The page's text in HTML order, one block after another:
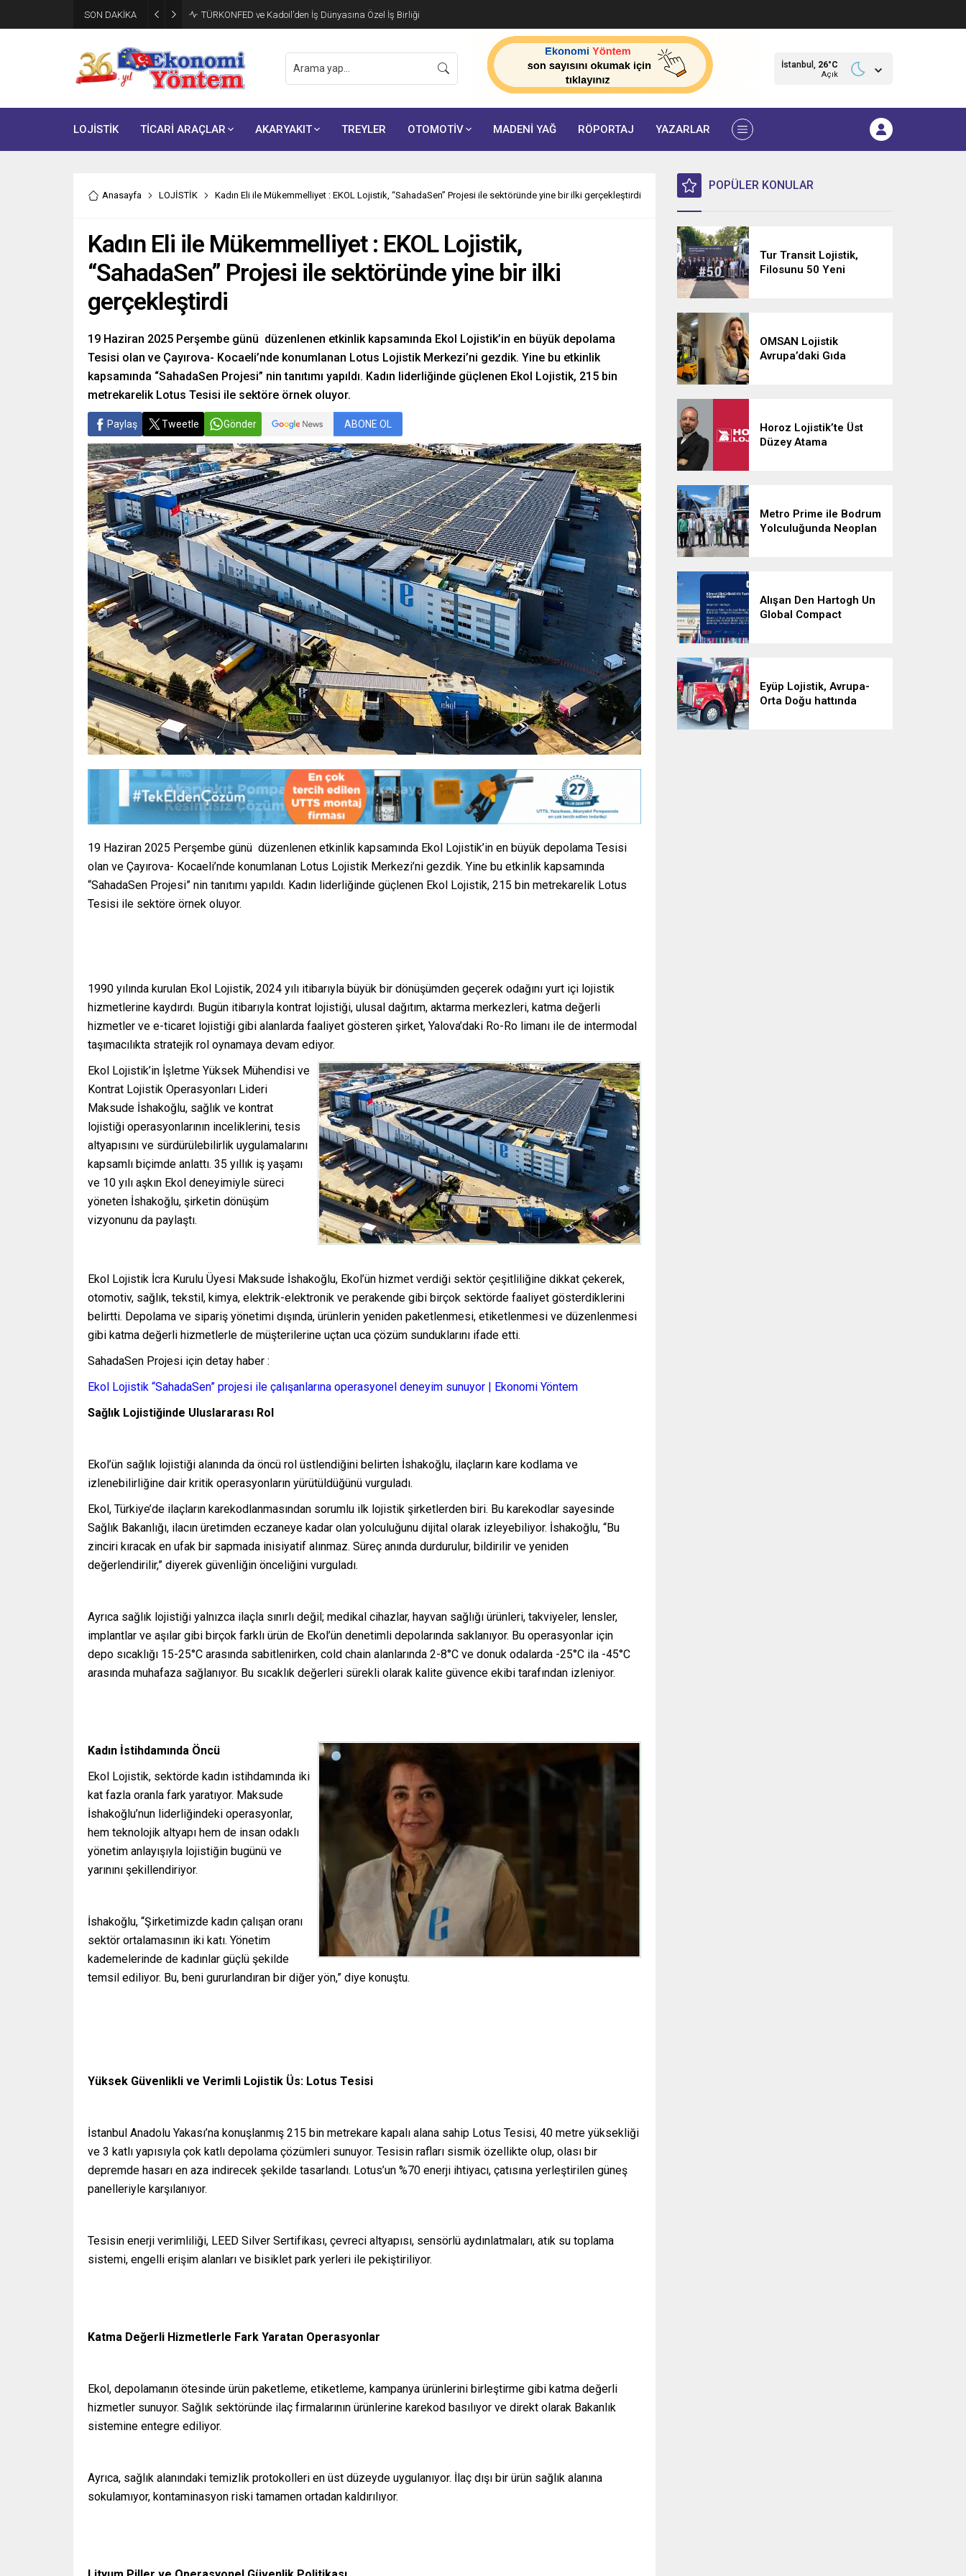
SON DAKİKA TÜRKONFED ve Kadoil’den İş Dünyasına Özel İş Birliği
İstanbul, 26°C
Açık
LOJİSTİK TİCARİ ARAÇLAR AKARYAKIT TREYLER OTOMOTİV MADENİ YAĞ RÖPORTAJ YAZARLAR
Anasayfa LOJİSTİK Kadın Eli ile Mükemmelliyet : EKOL Lojistik, “SahadaSen” Projesi ile sektöründe yine bir ilki gerçekleştirdi
Kadın Eli ile Mükemmelliyet : EKOL Lojistik,
“SahadaSen” Projesi ile sektöründe yine bir ilki
gerçekleştirdi
19 Haziran 2025 Perşembe günü düzenlenen etkinlik kapsamında Ekol Lojistik’in en büyük depolama
Tesisi olan ve Çayırova- Kocaeli’nde konumlanan Lotus Lojistik Merkezi’ni gezdik. Yine bu etkinlik
kapsamında “SahadaSen Projesi” nin tanıtımı yapıldı. Kadın liderliğinde güçlenen Ekol Lojistik, 215 bin
metrekarelik Lotus Tesisi ile sektöre örnek oluyor.
Paylaş Tweetle Gönder ABONE OL
19 Haziran 2025 Perşembe günü düzenlenen etkinlik kapsamında Ekol Lojistik’in en büyük depolama Tesisi
olan ve Çayırova- Kocaeli’nde konumlanan Lotus Lojistik Merkezi’ni gezdik. Yine bu etkinlik kapsamında
“SahadaSen Projesi” nin tanıtımı yapıldı. Kadın liderliğinde güçlenen Ekol Lojistik, 215 bin metrekarelik Lotus
Tesisi ile sektöre örnek oluyor.
1990 yılında kurulan Ekol Lojistik, 2024 yılı itibarıyla büyük bir dönüşümden geçerek odağını yurt içi lojistik
hizmetlerine kaydırdı. Bugün itibarıyla kontrat lojistiği, ulusal dağıtım, aktarma merkezleri, katma değerli
hizmetler ve e-ticaret lojistiği gibi alanlarda faaliyet gösteren şirket, Yalova’daki Ro-Ro limanı ile de intermodal
taşımacılıkta stratejik rol oynamaya devam ediyor.
Ekol Lojistik’in İşletme Yüksek Mühendisi ve
Kontrat Lojistik Operasyonları Lideri
Maksude İshakoğlu, sağlık ve kontrat
lojistiği operasyonlarının inceliklerini, tesis
altyapısını ve sürdürülebilirlik uygulamalarını
kapsamlı biçimde anlattı. 35 yıllık iş yaşamı
ve 10 yılı aşkın Ekol deneyimiyle süreci
yöneten İshakoğlu, şirketin dönüşüm
vizyonunu da paylaştı.
Ekol Lojistik İcra Kurulu Üyesi Maksude İshakoğlu, Ekol’ün hizmet verdiği sektör çeşitliliğine dikkat çekerek,
otomotiv, sağlık, tekstil, kimya, elektrik-elektronik ve perakende gibi birçok sektörde faaliyet gösterdiklerini
belirtti. Depolama ve sipariş yönetimi dışında, ürünlerin yeniden paketlenmesi, etiketlenmesi ve düzenlenmesi
gibi katma değerli hizmetlerle de müşterilerine uçtan uca çözüm sunduklarını ifade etti.
SahadaSen Projesi için detay haber :
Ekol Lojistik “SahadaSen” projesi ile çalışanlarına operasyonel deneyim sunuyor | Ekonomi Yöntem
Sağlık Lojistiğinde Uluslararası Rol
Ekol’ün sağlık lojistiği alanında da öncü rol üstlendiğini belirten İshakoğlu, ilaçların kare kodlama ve
izlenebilirliğine dair kritik operasyonların yürütüldüğünü vurguladı.
Ekol, Türkiye’de ilaçların karekodlanmasından sorumlu ilk lojistik şirketlerden biri. Bu karekodlar sayesinde
Sağlık Bakanlığı, ilacın üretimden eczaneye kadar olan yolculuğunu dijital olarak izleyebiliyor. İshakoğlu, “Bu
zinciri kıracak en ufak bir sapmada inisiyatif alınmaz. Süreç anında durdurulur, bildirilir ve yeniden
değerlendirilir,” diyerek güvenliğin önceliğini vurguladı.
Ayrıca sağlık lojistiği yalnızca ilaçla sınırlı değil; medikal cihazlar, hayvan sağlığı ürünleri, takviyeler, lensler,
implantlar ve aşılar gibi birçok farklı ürün de Ekol’ün denetimli depolarında saklanıyor. Bu operasyonlar için
depo sıcaklığı 15-25°C arasında sabitlenirken, cold chain alanlarında 2-8°C ve donuk odalarda -25°C ila -45°C
arasında muhafaza sağlanıyor. Bu sıcaklık değerleri sürekli olarak kalite güvence ekibi tarafından izleniyor.
Kadın İstihdamında Öncü
Ekol Lojistik, sektörde kadın istihdamında iki
kat fazla oranla fark yaratıyor. Maksude
İshakoğlu’nun liderliğindeki operasyonlar,
hem teknolojik altyapı hem de insan odaklı
yönetim anlayışıyla lojistiğin bugünü ve
yarınını şekillendiriyor.
İshakoğlu, “Şirketimizde kadın çalışan oranı
sektör ortalamasının iki katı. Yönetim
kademelerinde de kadınlar güçlü şekilde
temsil ediliyor. Bu, beni gururlandıran bir diğer yön,” diye konuştu.
Yüksek Güvenlikli ve Verimli Lojistik Üs: Lotus Tesisi
İstanbul Anadolu Yakası’na konuşlanmış 215 bin metrekare kapalı alana sahip Lotus Tesisi, 40 metre yüksekliği
ve 3 katlı yapısıyla çok katlı depolama çözümleri sunuyor. Tesisin rafları sismik özellikte olup, olası bir
depremde hasarı en aza indirecek şekilde tasarlandı. Lotus’un %70 enerji ihtiyacı, çatısına yerleştirilen güneş
panelleriyle karşılanıyor.
Tesisin enerji verimliliği, LEED Silver Sertifikası, çevreci altyapısı, sensörlü aydınlatmaları, atık su toplama
sistemi, engelli erişim alanları ve bisiklet park yerleri ile pekiştiriliyor.
Katma Değerli Hizmetlerle Fark Yaratan Operasyonlar
Ekol, depolamanın ötesinde ürün paketleme, etiketleme, kampanya ürünlerini birleştirme gibi katma değerli
hizmetler sunuyor. Sağlık sektöründe ilaç firmalarının ürünlerine karekod basılıyor ve direkt olarak Bakanlık
sistemine entegre ediliyor.
Ayrıca, sağlık alanındaki temizlik protokolleri en üst düzeyde uygulanıyor. İlaç dışı bir ürün sağlık alanına
sokulamıyor, kontaminasyon riski tamamen ortadan kaldırılıyor.
POPÜLER KONULAR
Tur Transit Lojistik,
Filosunu 50 Yeni
OMSAN Lojistik
Avrupa’daki Gıda
Horoz Lojistik’te Üst
Düzey Atama
Metro Prime ile Bodrum
Yolculuğunda Neoplan
Alışan Den Hartogh Un
Global Compact
Eyüp Lojistik, Avrupa-
Orta Doğu hattında